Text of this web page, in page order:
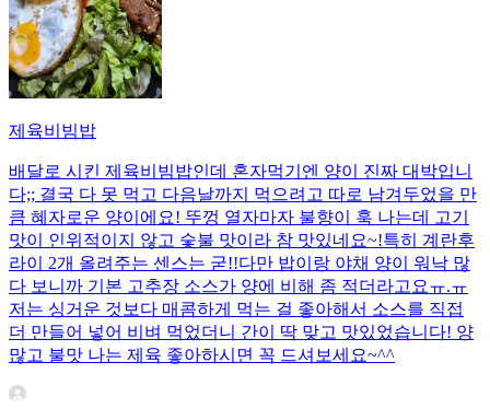
제육비빔밥
배달로 시킨 제육비빔밥인데 혼자먹기엔 양이 진짜 대박입니
다;; 결국 다 못 먹고 다음날까지 먹으려고 따로 남겨두었을 만
큼 혜자로운 양이에요! 뚜껑 열자마자 불향이 훅 나는데 고기
맛이 인위적이지 않고 숯불 맛이라 참 맛있네요~!특히 계란후
라이 2개 올려주는 센스는 굳!! ​다만 밥이랑 야채 양이 워낙 많
다 보니까 기본 고추장 소스가 양에 비해 좀 적더라고요ㅠ.ㅠ
저는 싱거운 것보다 매콤하게 먹는 걸 좋아해서 소스를 직접
더 만들어 넣어 비벼 먹었더니 간이 딱 맞고 맛있었습니다! 양
많고 불맛 나는 제육 좋아하시면 꼭 드셔보세요~^^